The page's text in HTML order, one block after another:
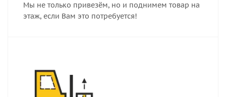
Мы не только привезём, но и поднимем товар на
этаж, если Вам это потребуется!